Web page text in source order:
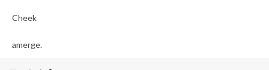
Cheek
amerge.